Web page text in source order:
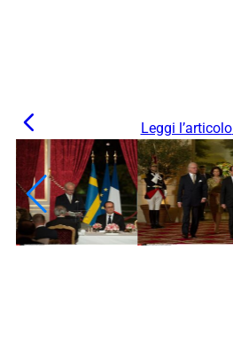
Leggi l’articolo